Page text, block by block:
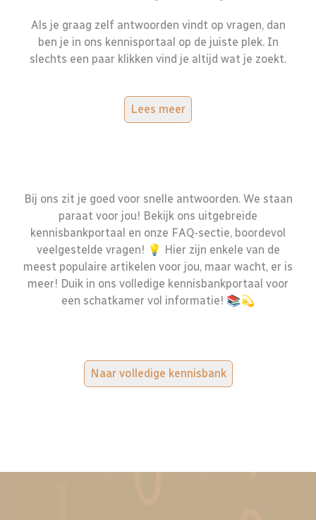
Als je graag zelf antwoorden vindt op vragen, dan
ben je in ons kennisportaal op de juiste plek. In
slechts een paar klikken vind je altijd wat je zoekt.
Lees meer
Bij ons zit je goed voor snelle antwoorden. We staan
paraat voor jou! Bekijk ons uitgebreide
kennisbankportaal en onze FAQ-sectie, boordevol
veelgestelde vragen! 💡 Hier zijn enkele van de
meest populaire artikelen voor jou, maar wacht, er is
meer! Duik in ons volledige kennisbankportaal voor
een schatkamer vol informatie! 📚💫
Naar volledige kennisbank